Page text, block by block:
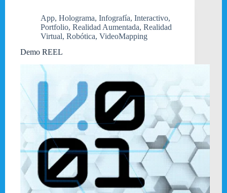
App, Holograma, Infografía, Interactivo,
Portfolio, Realidad Aumentada, Realidad
Virtual, Robótica, VideoMapping
Demo REEL